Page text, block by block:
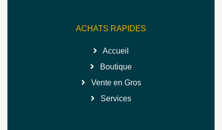
ACHATS RAPIDES
Accueil
Boutique
Vente en Gros
Services